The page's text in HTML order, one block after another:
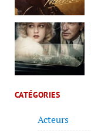
CATÉGORIES
Acteurs